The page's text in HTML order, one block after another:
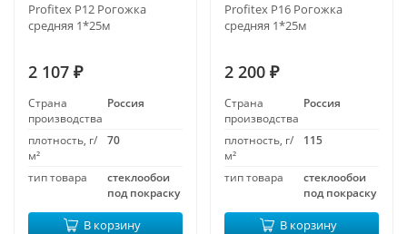
Profitex P12 Рогожка
средняя 1*25м
2 107 ₽
Страна
производства
Россия
плотность, г/
м²
70
тип товара
стеклообои
под покраску
В корзину
Profitex P16 Рогожка
средняя 1*25м
2 200 ₽
Страна
производства
Россия
плотность, г/
м²
115
тип товара
стеклообои
под покраску
В корзину